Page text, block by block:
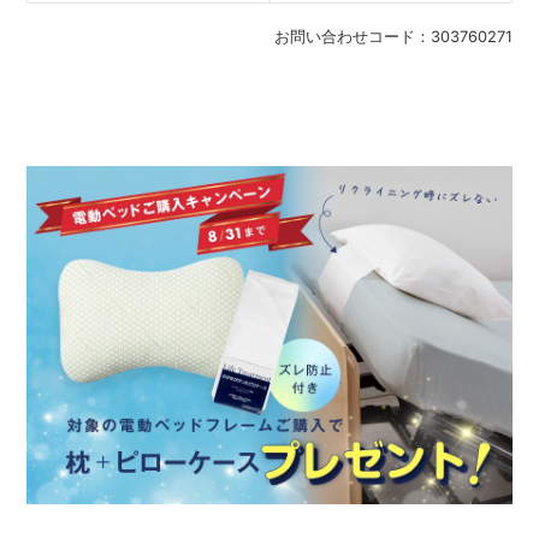
お問い合わせコード： 303760271